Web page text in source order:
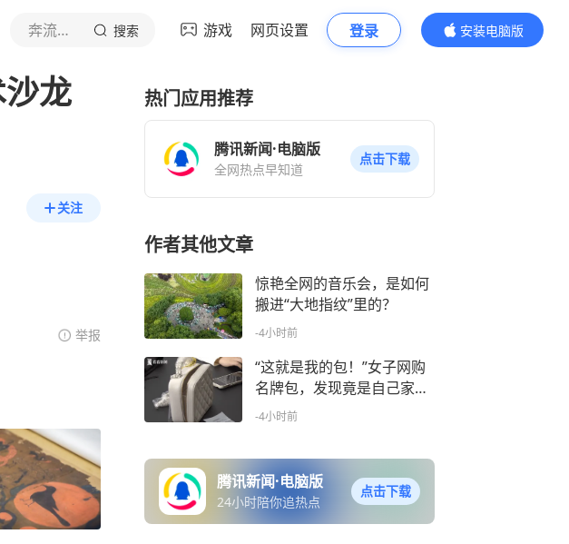
奔流新闻 搜索 游戏 网页设置 登录
安装电脑版
内容更精彩
龙
关注
举报
热门应用推荐
腾讯新闻·电脑版
全网热点早知道
点击下载
作者其他文章
惊艳全网的音乐会，是如何
搬进“大地指纹”里的？
-4小时前
“这就是我的包！”女子网购
名牌包，发现竟是自己家离
奇失踪的同一只
-4小时前
腾讯新闻·电脑版
24小时陪你追热点
点击下载